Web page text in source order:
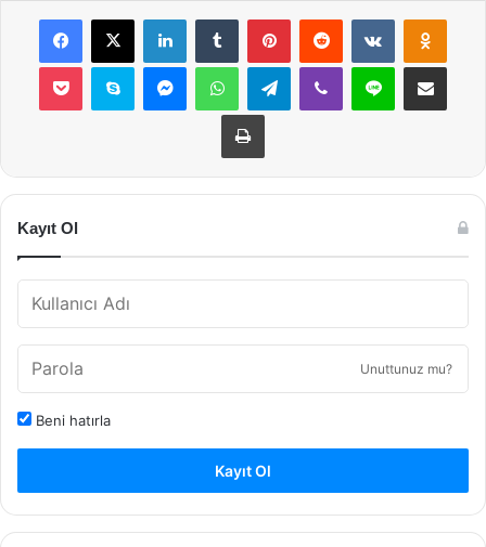
Facebook
X LinkedInTumblr PinterestReddit VKontakte
Pocket Skype MessengerWhatsAppTelegramViber Line E-Posta ile
Yazdır
Kayıt Ol
Unuttunuz mu?
Beni hatırla
Kayıt Ol